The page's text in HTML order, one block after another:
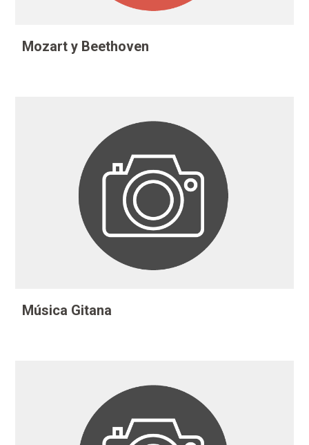
Mozart y Beethoven
Música Gitana